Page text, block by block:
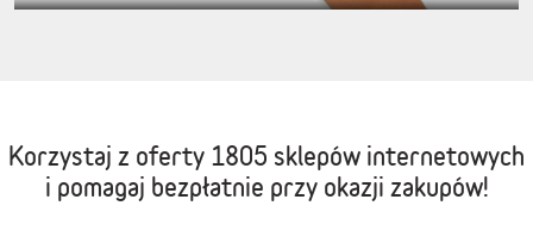
Korzystaj z oferty 1805 sklepów internetowych
i pomagaj bezpłatnie przy okazji zakupów!